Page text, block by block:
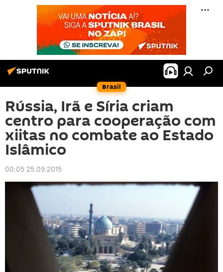
Brasil
Rússia, Irã e Síria criam
centro para cooperação com
xiitas no combate ao Estado
Islâmico
00:05 25.09.2015